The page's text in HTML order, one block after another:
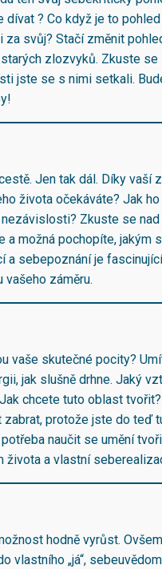
? Co když je to
za svůj? Stačí změnit
zlozvyků. Zkuste
jste se s nimi setkali.
Jen tak dál. Díky vaší
života očekáváte? Jak
Zkuste se
a možná pochopíte,
a sebepoznání je
záměru.
vaše skutečné pocity?
jak slušně drhne. Jaký
chcete tuto oblast
protože jste do teď
naučit se umění
života a vlastní
hodně vyrůst.
vlastního „já“,